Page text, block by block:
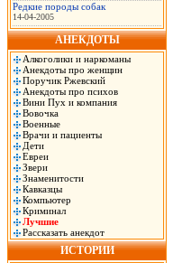
Редкие породы собак
14-04-2005
АНЕКДОТЫ
Алкоголики и наркоманы
Анекдоты про женщин
Поручик Ржевский
Анекдоты про психов
Вини Пух и компания
Вовочка
Военные
Врачи и пациенты
Дети
Евреи
Звери
Знаменитости
Кавказцы
Компьютер
Криминал
Лучшие
Рассказать анекдот
ИСТОРИИ